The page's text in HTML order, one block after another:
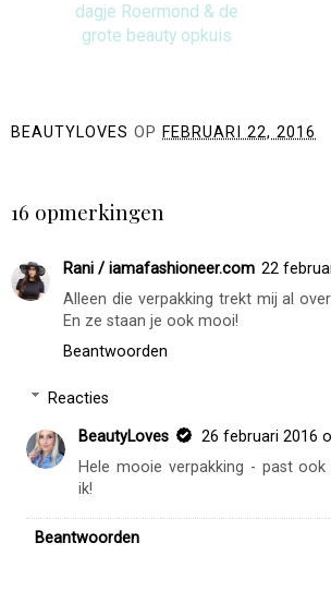
dagje Roermond & de
grote beauty opkuis
BEAUTYLOVES OP FEBRUARI 22, 2016
16 opmerkingen
Rani / iamafashioneer.com 22
Alleen die verpakking trekt mij al
En ze staan je ook mooi!
Beantwoorden
Reacties
BeautyLoves
26 februari 2016
Hele mooie verpakking - past
ik!
Beantwoorden